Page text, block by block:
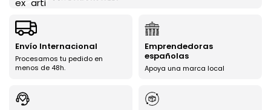
Envío Internacional
Procesamos tu pedido en
menos de 48h.
Emprendedoras
españolas
Apoya una marca local